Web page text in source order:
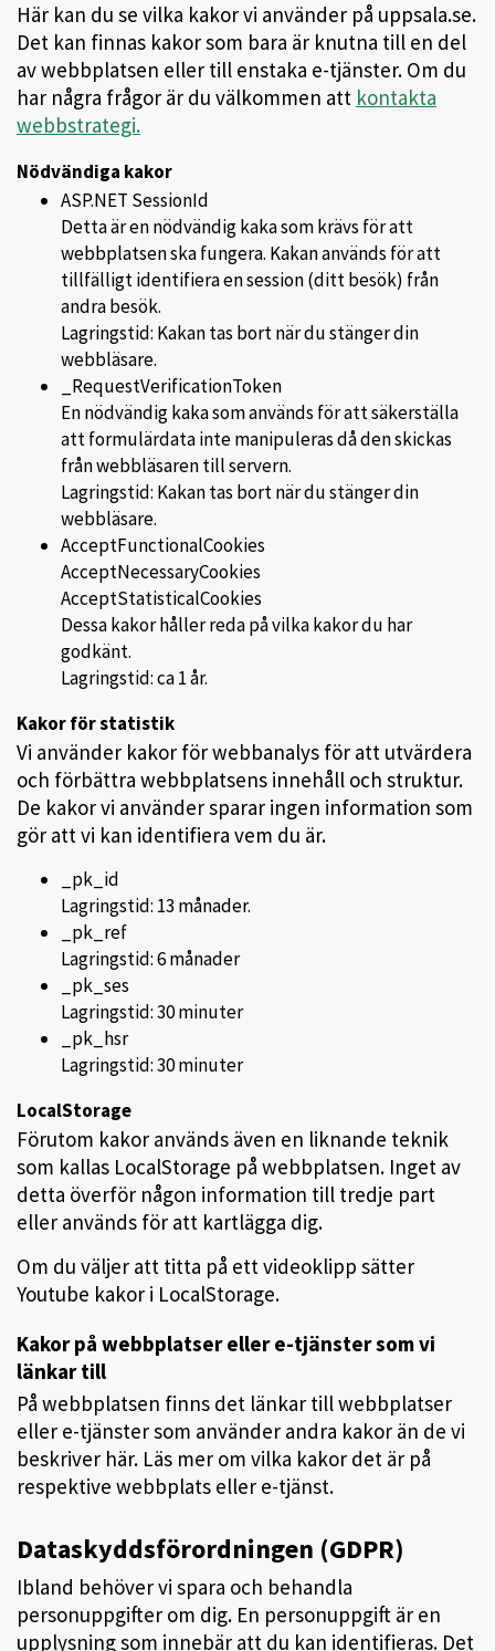
Här kan du se vilka kakor vi använder på uppsala.se.
Det kan finnas kakor som bara är knutna till en del
av webbplatsen eller till enstaka e-tjänster. Om du
har några frågor är du välkommen att kontakta
webbstrategi.
Nödvändiga kakor
ASP.NET SessionId
Detta är en nödvändig kaka som krävs för att
webbplatsen ska fungera. Kakan används för att
tillfälligt identifiera en session (ditt besök) från
andra besök.
Lagringstid: Kakan tas bort när du stänger din
webbläsare.
_RequestVerificationToken
En nödvändig kaka som används för att säkerställa
att formulärdata inte manipuleras då den skickas
från webbläsaren till servern.
Lagringstid: Kakan tas bort när du stänger din
webbläsare.
AcceptFunctionalCookies
AcceptNecessaryCookies
AcceptStatisticalCookies
Dessa kakor håller reda på vilka kakor du har
godkänt.
Lagringstid: ca 1 år.
Kakor för statistik
Vi använder kakor för webbanalys för att utvärdera
och förbättra webbplatsens innehåll och struktur.
De kakor vi använder sparar ingen information som
gör att vi kan identifiera vem du är.
_pk_id
Lagringstid: 13 månader.
_pk_ref
Lagringstid: 6 månader
_pk_ses
Lagringstid: 30 minuter
_pk_hsr
Lagringstid: 30 minuter
LocalStorage
Förutom kakor används även en liknande teknik
som kallas LocalStorage på webbplatsen. Inget av
detta överför någon information till tredje part
eller används för att kartlägga dig.
Om du väljer att titta på ett videoklipp sätter
Youtube kakor i LocalStorage.
Kakor på webbplatser eller e-tjänster som vi
länkar till
På webbplatsen finns det länkar till webbplatser
eller e-tjänster som använder andra kakor än de vi
beskriver här. Läs mer om vilka kakor det är på
respektive webbplats eller e-tjänst.
Dataskyddsförordningen (GDPR)
Ibland behöver vi spara och behandla
personuppgifter om dig. En personuppgift är en
upplysning som innebär att du kan identifieras. Det